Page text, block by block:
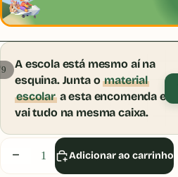
9
Diminuir
quantidade
Aumentar
A escola está mesmo aí na
esquina. Junta omaterial
escolara esta encomenda e
vai tudo na mesma caixa.
Adicionar ao carrinho